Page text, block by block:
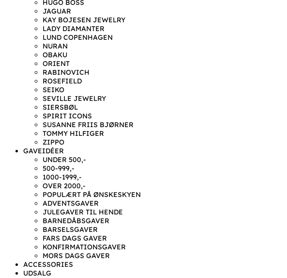
HUGO BOSS
JAGUAR
KAY BOJESEN JEWELRY
LADY DIAMANTER
LUND COPENHAGEN
NURAN
OBAKU
ORIENT
RABINOVICH
ROSEFIELD
SEIKO
SEVILLE JEWELRY
SIERSBØL
SPIRIT ICONS
SUSANNE FRIIS BJØRNER
TOMMY HILFIGER
ZIPPO
GAVEIDÉER
UNDER 500,-
500-999,-
1000-1999,-
OVER 2000,-
POPULÆRT PÅ ØNSKESKYEN
ADVENTSGAVER
JULEGAVER TIL HENDE
BARNEDÅBSGAVER
BARSELSGAVER
FARS DAGS GAVER
KONFIRMATIONSGAVER
MORS DAGS GAVER
ACCESSORIES
UDSALG